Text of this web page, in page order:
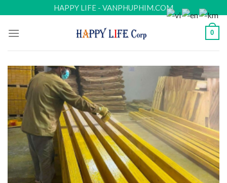
to
content
HAPPY LIFE - VANPHUPHIM.COM
0